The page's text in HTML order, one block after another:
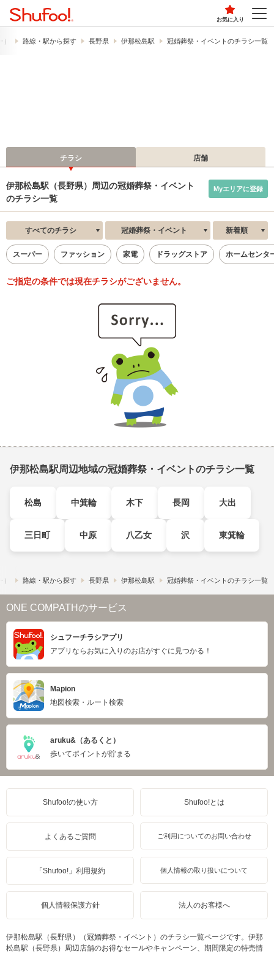
お気に入り
路線・駅から探す 長野県 伊那松島駅 冠婚葬祭・イベントのチラシ一覧
チラシ 店舗
伊那松島駅（長野県）周辺の冠婚葬祭・イベント
のチラシ一覧
Myエリアに登録
すべてのチラシ 冠婚葬祭・イベント 新着順
スーパー ファッション 家電 ドラッグストア ホームセンタ
ご指定の条件では現在チラシがございません。
伊那松島駅周辺地域の冠婚葬祭・イベントのチラシ一覧
松島 中箕輪 木下 長岡 大出
三日町 中原 八乙女 沢 東箕輪
路線・駅から探す 長野県 伊那松島駅 冠婚葬祭・イベントのチラシ一覧
ONE COMPATHのサービス
シュフーチラシアプリ
アプリならお気に入りのお店がすぐに見つかる！
Mapion
地図検索・ルート検索
aruku&（あるくと）
歩いてポイントが貯まる
Shufoo!の使い方 Shufoo!とは
よくあるご質問 ご利用についてのお問い合わせ
「Shufoo!」利用規約 個人情報の取り扱いについて
個人情報保護方針 法人のお客様へ
伊那松島駅（長野県）（冠婚葬祭・イベント）のチラシ一覧ページです。伊那
松島駅（長野県）周辺店舗のお得なセールやキャンペーン、期間限定の特売情